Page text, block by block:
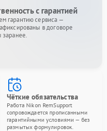
с гарантией
гарантию сервиса —
в договоре
заранее.
Чёткие обязательства
Работа Nikon RemSupport
сопровождается прописанными
гарантийными условиями — без
размытых формулировок.